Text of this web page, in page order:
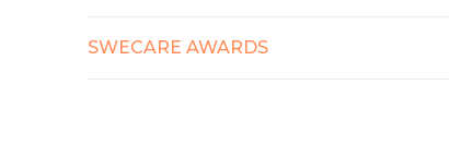
SWECARE AWARDS